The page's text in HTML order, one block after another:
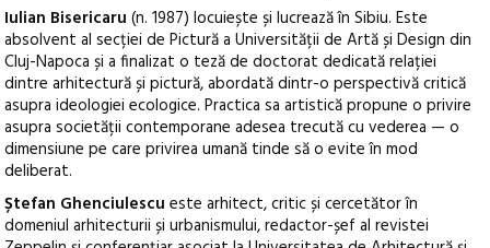
Iulian Bisericaru (n. 1987) locuiește și lucrează în Sibiu. Este
absolvent al secției de Pictură a Universității de Artă și Design din
Cluj-Napoca și a finalizat o teză de doctorat dedicată relației
dintre arhitectură și pictură, abordată dintr-o perspectivă critică
asupra ideologiei ecologice. Practica sa artistică propune o privire
asupra societății contemporane adesea trecută cu vederea — o
dimensiune pe care privirea umană tinde să o evite în mod
deliberat.
Ștefan Ghenciulescu este arhitect, critic și cercetător în
domeniul arhitecturii și urbanismului, redactor-șef al revistei